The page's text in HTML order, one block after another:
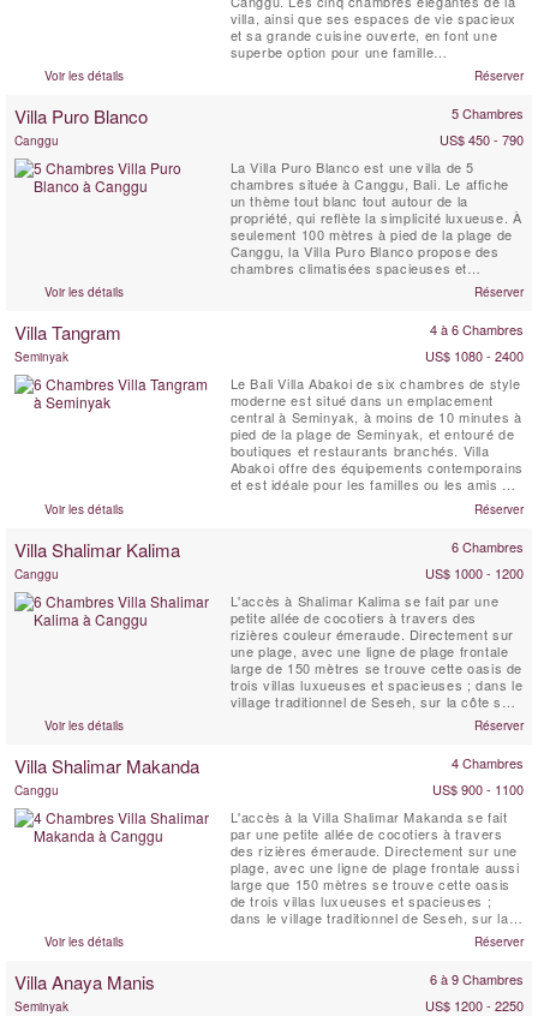
villa, ainsi que ses espaces de vie spacieux
et sa grande cuisine ouverte, en font une
superbe option pour une famille
multigénérationnelle ou un grand groupe. La
savourer un cocktail préparé par l'un des ...
Voir les détails Réserver
Villa Puro Blanco 5 Chambres
Canggu
US$ 450 - 790
La Villa Puro Blanco est une villa de 5
chambres située à Canggu, Bali. Le affiche
un thème tout blanc tout autour de la
propriété, qui reflète la simplicité luxueuse. À
seulement 100 mètres à pied de la plage de
Canggu, la Villa Puro Blanco propose des
chambres climatisées spacieuses et
élégantes avec des douches extérieures
privatives, une grande piscine privée, une
plein. La Villa Puro Blanco est parfaite pour
Voir les détails Réserver
Villa Tangram 4 à 6 Chambres
Seminyak
US$ 1080 - 2400
Le Bali Villa Abakoi de six chambres de style
moderne est situé dans un emplacement
central à Seminyak, à moins de 10 minutes à
pied de la plage de Seminyak, et entouré de
boutiques et restaurants branchés. Villa
Abakoi offre des équipements contemporains
et est idéale pour les familles ou les amis à
partager et à apprécier. Les équipements de
chambres climatisées, une chambre avec ...
Voir les détails Réserver
Villa Shalimar Kalima 6 Chambres
Canggu
US$ 1000 - 1200
L'accès à Shalimar Kalima se fait par une
petite allée de cocotiers à travers des
rizières couleur émeraude. Directement sur
une plage, avec une ligne de plage frontale
large de 150 mètres se trouve cette oasis de
trois villas luxueuses et spacieuses ; dans le
village traditionnel de Seseh, sur la côte sud-
ouest de Bali. SHALIMAR se caractérise par
une architecture tropicale contemporaine,
lumière. Une statue de Bouddha sereine à...
Voir les détails Réserver
Villa Shalimar Makanda 4 Chambres
Canggu
US$ 900 - 1100
L'accès à la Villa Shalimar Makanda se fait
par une petite allée de cocotiers à travers
des rizières émeraude. Directement sur une
plage, avec une ligne de plage frontale aussi
large que 150 mètres se trouve cette oasis
de trois villas luxueuses et spacieuses ;
dans le village traditionnel de Seseh, sur la
côte sud-ouest de Bali. SHALIMAR se
caractérise par une architecture tropicale
abondance de lumière. Une statue de
Voir les détails Réserver
Villa Anaya Manis 6 à 9 Chambres
Seminyak
US$ 1200 - 2250